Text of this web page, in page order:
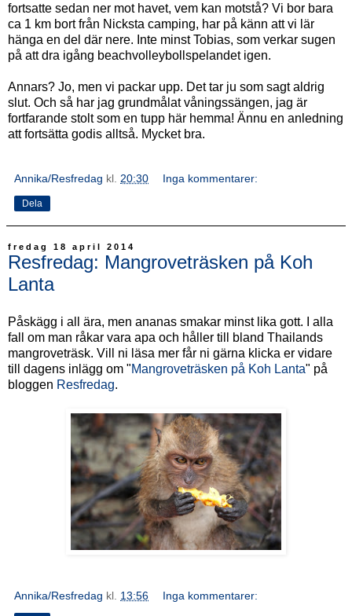
fortsatte sedan ner mot havet, vem kan motstå? Vi bor bara
ca 1 km bort från Nicksta camping, har på känn att vi lär
hänga en del där nere. Inte minst Tobias, som verkar sugen
på att dra igång beachvolleybollspelandet igen.
Annars? Jo, men vi packar upp. Det tar ju som sagt aldrig
slut. Och så har jag grundmålat våningssängen, jag är
fortfarande stolt som en tupp här hemma! Ännu en anledning
att fortsätta godis alltså. Mycket bra.
Annika/Resfredag kl. 20:30 Inga kommentarer:
Dela
fredag 18 april 2014
Resfredag: Mangroveträsken på Koh
Lanta
Påskägg i all ära, men ananas smakar minst lika gott. I alla
fall om man råkar vara apa och håller till bland Thailands
mangroveträsk. Vill ni läsa mer får ni gärna klicka er vidare
till dagens inlägg om "Mangroveträsken på Koh Lanta" på
bloggen Resfredag.
Annika/Resfredag kl. 13:56 Inga kommentarer: